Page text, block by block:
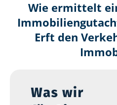
Wie ermittelt
Erft den